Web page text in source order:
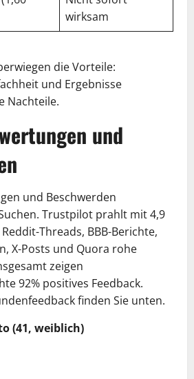
wirksam
die Vorteile:
und Ergebnisse
Nachteile.
und
und Beschwerden
Trustpilot prahlt mit 4,9
Threads, BBB-Berichte,
X-Posts und Quora rohe
zeigen
92% positives Feedback.
finden Sie unten.
(41, weiblich)